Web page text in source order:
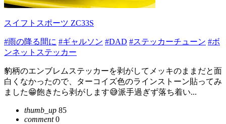
スイフトスポーツ ZC33S
#雨の降る間に #ギャルソン #DAD #ステッカーチューン #ボ
ンネットステッカー
豹柄のエンブレムステッカーを剥がしてメッキのままだと面
白くなかったので、ターコイズ色のラインストーン貼ってみ
ました😁飽きたら剥がします😅派手過ぎず落ち着い...
thumb_up 85
comment0